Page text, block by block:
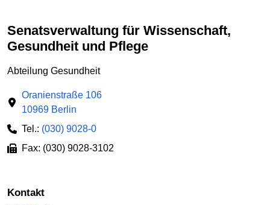
Senatsverwaltung für Wissenschaft,
Gesundheit und Pflege
Abteilung Gesundheit
Oranienstraße 106
10969 Berlin
Tel.: (030) 9028-0
Fax: (030) 9028-3102
Kontakt